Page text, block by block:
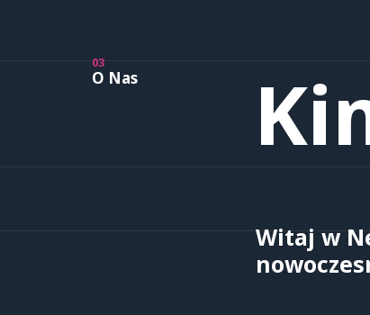
03
O Nas
Witaj w